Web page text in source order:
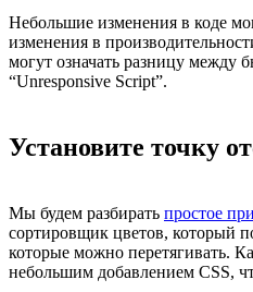
Небольшие изменения в коде
изменения в
могут означать разницу между
“Unresponsive Script”.
Установите точку
Мы будем разбирать простое
сортировщик цветов, который
которые можно перетягивать.
небольшим добавлением CSS,